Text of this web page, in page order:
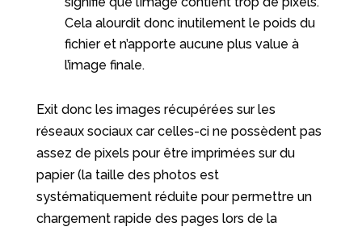
Cela alourdit donc inutilement le poids du
fichier et n’apporte aucune plus value à
l’image finale.
Exit donc les images récupérées sur les
réseaux sociaux car celles-ci ne possèdent pas
assez de pixels pour être imprimées sur du
papier (la taille des photos est
systématiquement réduite pour permettre un
chargement rapide des pages lors de la